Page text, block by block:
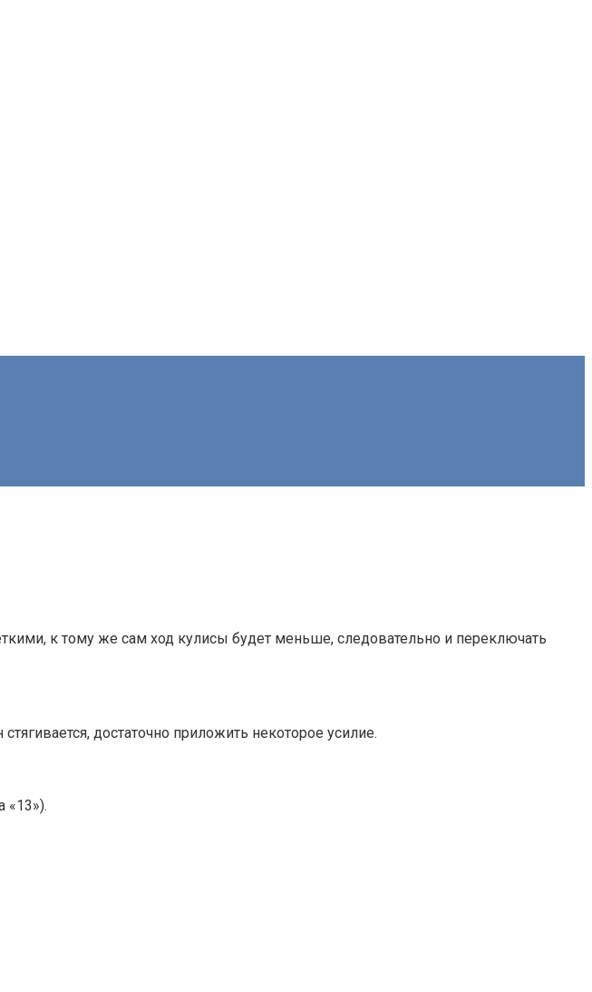
к тому же сам ход кулисы будет меньше, следовательно и переключать
достаточно приложить некоторое усилие.
«13»).